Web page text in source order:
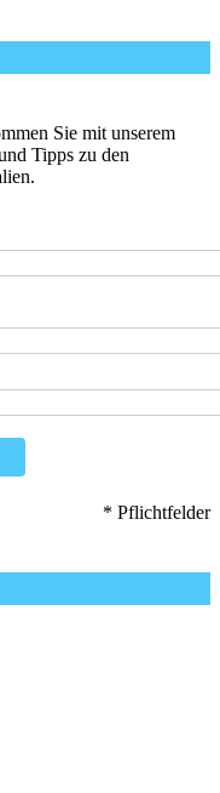
Sie mit unserem
Tipps zu den
* Pflichtfelder